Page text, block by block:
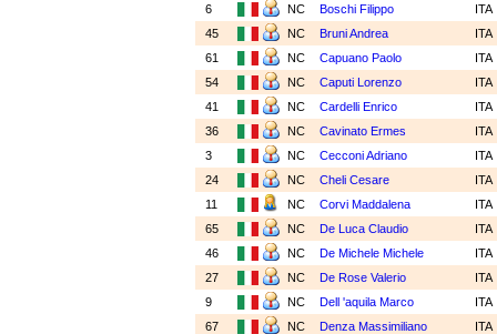
6
NC Boschi Filippo
ITA
45
NC Bruni Andrea
ITA
61
NC Capuano Paolo
ITA
54
NC Caputi Lorenzo
ITA
41
NC Cardelli Enrico
ITA
36
NC Cavinato Ermes
ITA
3
NC Cecconi Adriano
ITA
24
NC Cheli Cesare
ITA
11
NC Corvi Maddalena
ITA
65
NC De Luca Claudio
ITA
46
NC De Michele Michele
ITA
27
NC De Rose Valerio
ITA
9
NC Dell 'aquila Marco
ITA
67
NC Denza Massimiliano
ITA